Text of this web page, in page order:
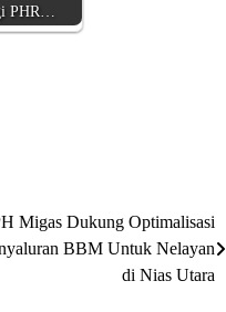
PHR…
Migas Dukung Optimalisasi
BBM Untuk Nelayan
di Nias Utara